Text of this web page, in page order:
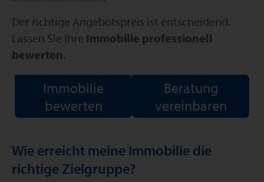
Der richtige Angebotspreis ist entscheidend.
Lassen Sie Ihre Immobilie professionell
bewerten.
Immobilie
bewerten
Beratung
vereinbaren
Wie erreicht meine Immobilie die
richtige Zielgruppe?